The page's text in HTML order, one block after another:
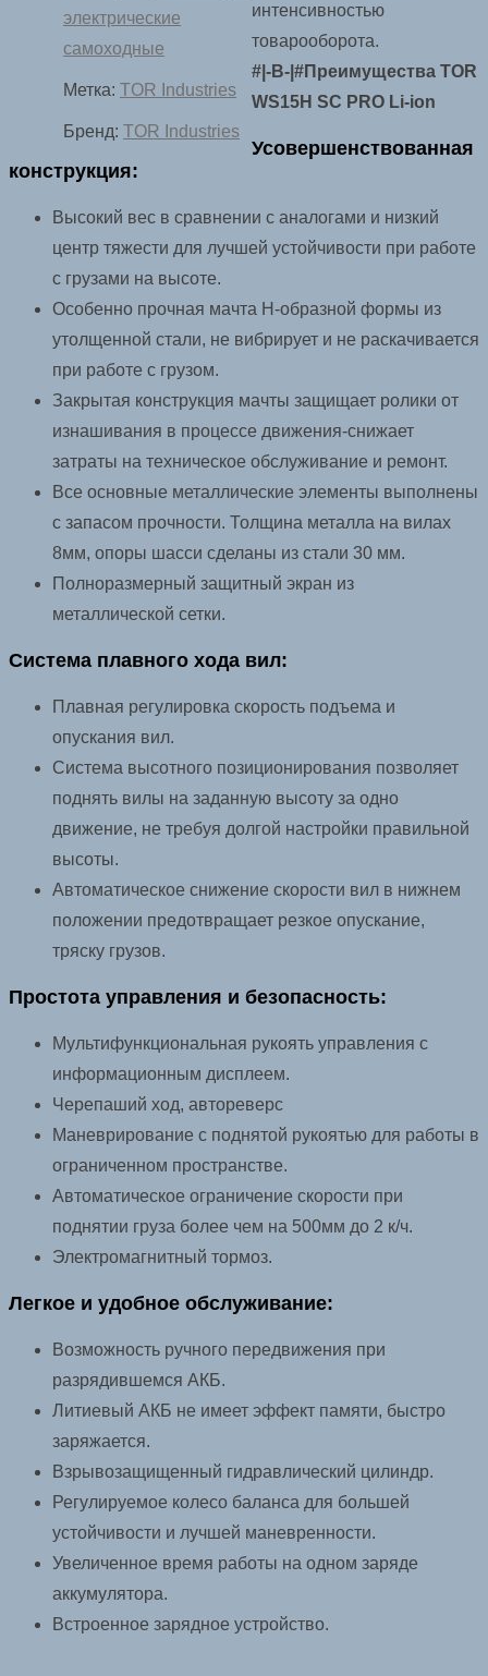
TOR
WS15H-
3500SC
PRO
ion
24/100
В/
Ач
контр.
скорости
подъема
электрические
самоходные
Метка: TOR Industries
Бренд: TOR Industries
интенсивностью
товарооборота.
#|-B-|#Преимущества TOR
WS15H SC PRO Li-ion
Усовершенствованная
конструкция:
Высокий вес в сравнении с аналогами и низкий
центр тяжести для лучшей устойчивости при работе
с грузами на высоте.
Особенно прочная мачта H-образной формы из
утолщенной стали, не вибрирует и не раскачивается
при работе с грузом.
Закрытая конструкция мачты защищает ролики от
изнашивания в процессе движения-снижает
затраты на техническое обслуживание и ремонт.
Все основные металлические элементы выполнены
с запасом прочности. Толщина металла на вилах
8мм, опоры шасси сделаны из стали 30 мм.
Полноразмерный защитный экран из
металлической сетки.
Система плавного хода вил:
Плавная регулировка скорость подъема и
опускания вил.
Система высотного позиционирования позволяет
поднять вилы на заданную высоту за одно
движение, не требуя долгой настройки правильной
высоты.
Автоматическое снижение скорости вил в нижнем
положении предотвращает резкое опускание,
тряску грузов.
Простота управления и безопасность:
Мультифункциональная рукоять управления с
информационным дисплеем.
Черепаший ход, автореверс
Маневрирование с поднятой рукоятью для работы в
ограниченном пространстве.
Автоматическое ограничение скорости при
поднятии груза более чем на 500мм до 2 к/ч.
Электромагнитный тормоз.
Легкое и удобное обслуживание:
Возможность ручного передвижения при
разрядившемся АКБ.
Литиевый АКБ не имеет эффект памяти, быстро
заряжается.
Взрывозащищенный гидравлический цилиндр.
Регулируемое колесо баланса для большей
устойчивости и лучшей маневренности.
Увеличенное время работы на одном заряде
аккумулятора.
Встроенное зарядное устройство.